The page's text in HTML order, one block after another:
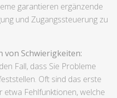
garantieren ergänzende
und Zugangssteuerung zu
von Schwierigkeiten:
Fall, dass Sie Probleme
Oft sind das erste
etwa Fehlfunktionen, welche